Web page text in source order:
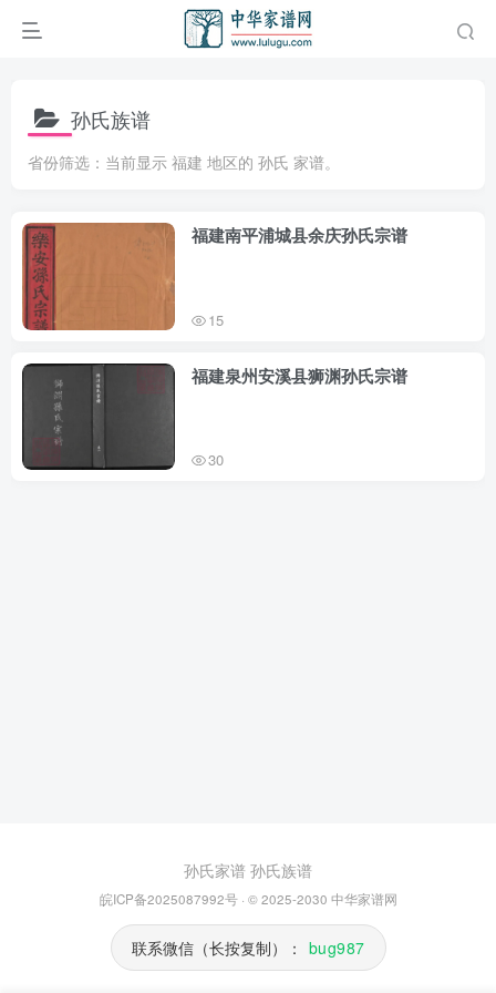
孙氏族谱
省份筛选：当前显示 福建 地区的 孙氏 家谱。
福建南平浦城县余庆孙氏宗谱
15
福建泉州安溪县狮渊孙氏宗谱
30
孙氏家谱 孙氏族谱
皖ICP备2025087992号· © 2025-2030 中华家谱网
联系微信（长按复制）： bug987